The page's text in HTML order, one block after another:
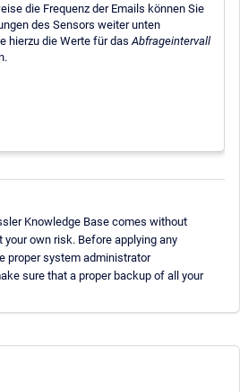
die Frequenz der Emails können Sie
des Sensors weiter unten
hierzu die Werte für das Abfrageintervall
Knowledge Base comes without
your own risk. Before applying any
proper system administrator
sure that a proper backup of all your